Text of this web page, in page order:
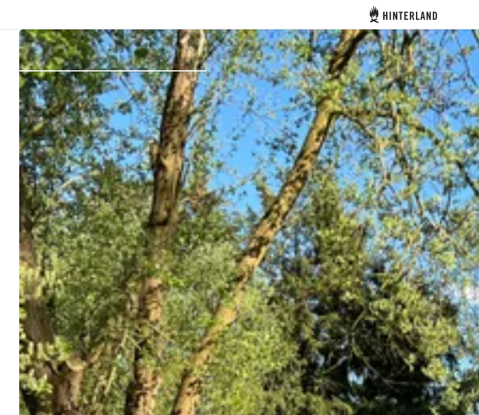
Hinterland
Accedi
Registro
Diventare Host
Piazzole
Alloggi
Pianificazione viaggio
Chiedi a Howdy
Ispirazione fotografica
Suggerimenti e ispirazione
Storie dall'Hinterland
Buoni